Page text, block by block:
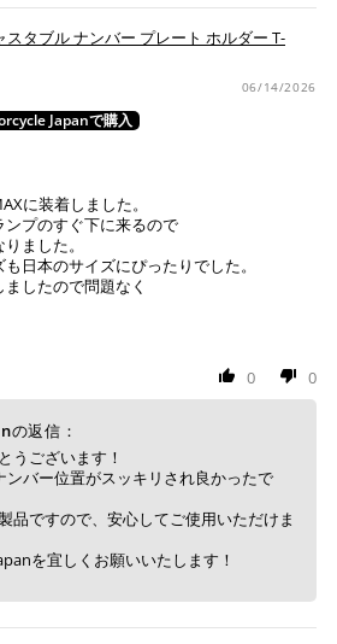
頂けます。
ご利用のカード会社の定めによります
ください。
スワードを使ってスムーズなお支払
る・使える！「簡単」「あんしん」
イをご利用ください。
でのお支払いに限ります。
使用頂けるクレジットカードは
JCBのみです。
くまで目安になりますので、納期が
。
響により遅れが生じる場合もござい
合計が¥11,000(税込）以上の場合
ます。
)です。
スタブル ナンバー プレート ホルダー T-
06/14/2026
に装着しました。
プのすぐ下に来るので
ました。
日本のサイズにぴったりでした。
したので問題なく
0 0
の返信：
うございます！
ンバー位置がスッキリされ良かったで
品ですので、安心してご使用いただけま
を宜しくお願いいたします！